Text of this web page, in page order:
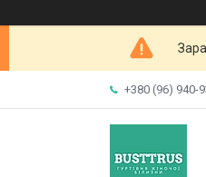
+380 (96) 940-